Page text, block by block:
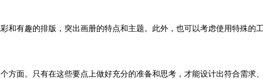
和有趣的排版，突出画册的特点和主题。此外，也可以考虑使用特殊的
面。只有在这些要点上做好充分的准备和思考，才能设计出符合需求